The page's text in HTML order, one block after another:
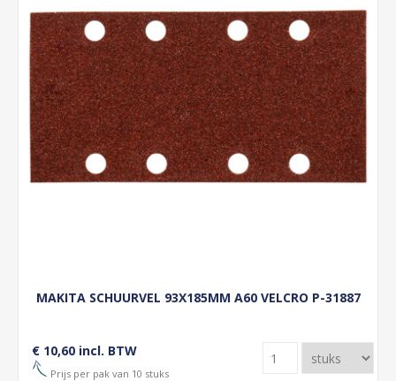
MAKITA SCHUURVEL 93X185MM A60 VELCRO P-31887
€ 10,60 incl. BTW
Prijs per pak van 10 stuks